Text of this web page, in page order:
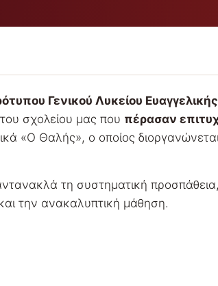
Γενικού Λυκείου
του σχολείου μας που πέρασαν
«Ο Θαλής», ο οποίος
τη συστηματική
την ανακαλυπτική μάθηση.